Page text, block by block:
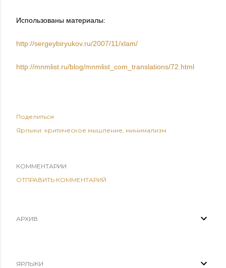
Использованы материалы:
http://sergeybiryukov.ru/2007/11/xlam/
http://mnmlist.ru/blog/mnmlist_com_translations/72.html
Поделиться
Ярлыки: критическое мышление минимализм
КОММЕНТАРИИ
ОТПРАВИТЬ КОММЕНТАРИЙ
АРХИВ
ЯРЛЫКИ